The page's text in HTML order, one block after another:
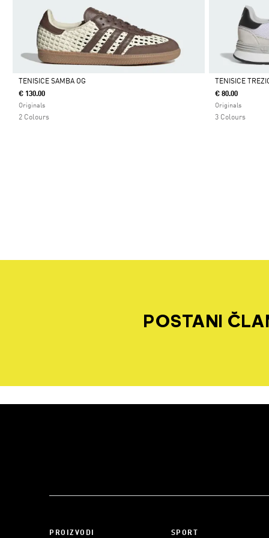
Da
TENISICE SAMBA OG
€ 130.00
Originals
2 Colours
Da
TENISICE
€ 80.00
Originals
3 Colours
POSTANI
PROIZVODI SPORT